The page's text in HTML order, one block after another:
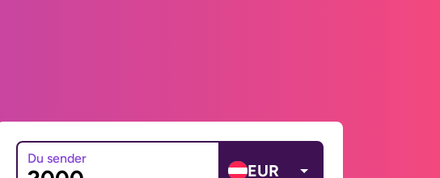
Du sender
EUR